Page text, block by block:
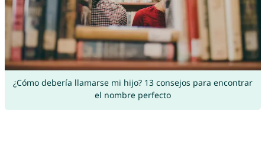
¿Cómo debería llamarse mi hijo? 13 consejos para encontrar
el nombre perfecto